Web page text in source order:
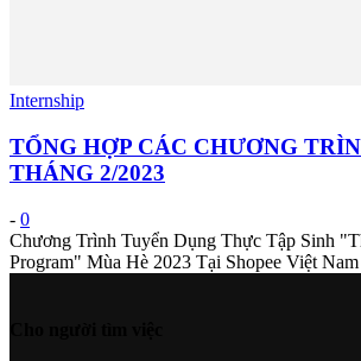
Internship
TỔNG HỢP CÁC CHƯƠNG
THÁNG 2/2023
- 0
Chương Trình Tuyển Dụng Thực Tập Sinh
Program" Mùa Hè 2023 Tại Shopee Việt Nam